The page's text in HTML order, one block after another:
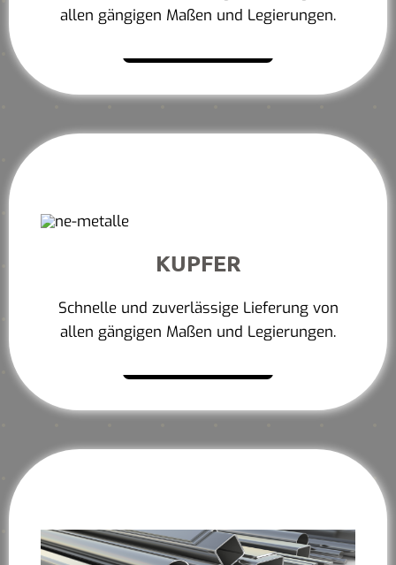
allen gängigen Maßen und Legierungen.
KUPFER
Schnelle und zuverlässige Lieferung von
allen gängigen Maßen und Legierungen.